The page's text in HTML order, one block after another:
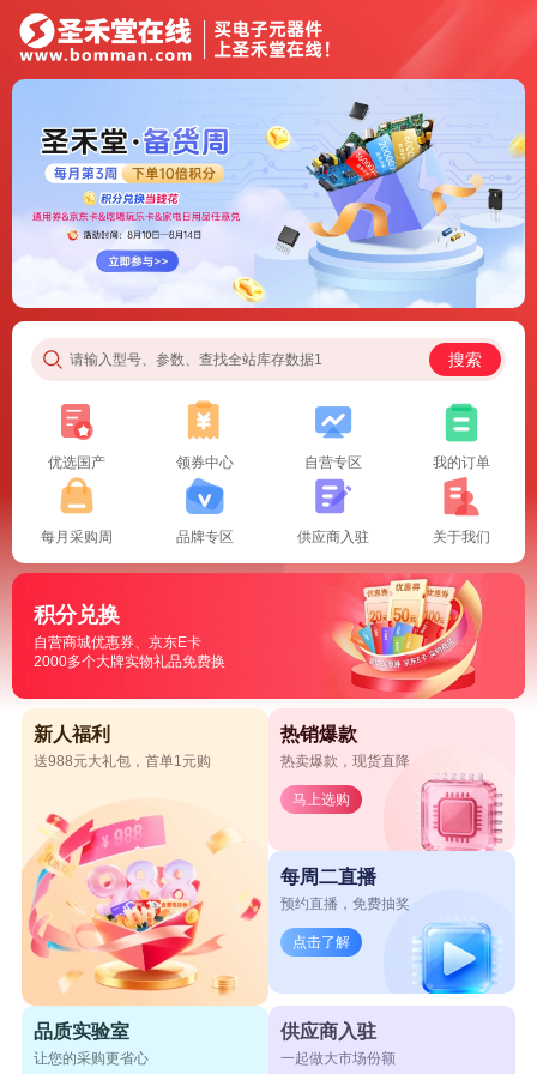
请输入型号、参数、查找全站库存数据1 搜索
优选国产 领券中心 自营专区 我的订单
每月采购周 品牌专区 供应商入驻 关于我们
积分兑换
自营商城优惠券、京东E卡
2000多个大牌实物礼品免费换
新人福利
送988元大礼包，首单1元购
热销爆款
热卖爆款，现货直降
马上选购
每周二直播
预约直播，免费抽奖
点击了解
品质实验室
让您的采购更省心
供应商入驻
一起做大市场份额